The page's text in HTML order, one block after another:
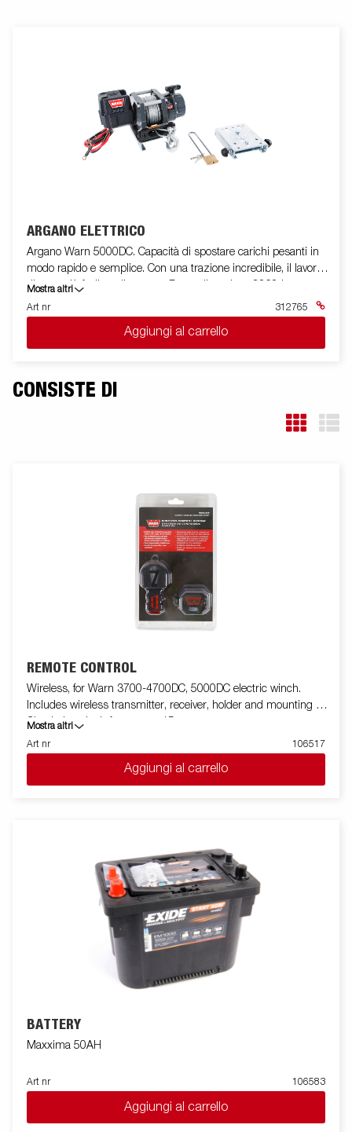
ARGANO ELETTRICO
Argano Warn 5000DC. Capacità di spostare carichi pesanti in
modo rapido e semplice. Con una trazione incredibile, il lavoro
diventa più facile e divertente. Forza di trazione 2268 kg,
telecomando Cavo da 3,7 m (incluso). Motore: Magnete
permanente. Freno: dinamico e meccanico. Tensione: 12 volt
CC. Accoppiamento (disinnesto): tramite leva. Diametro
tamburo: 7,62 cm.
Mostra altri
Art nr
312765
Aggiungi al carrello
CONSISTE DI
REMOTE CONTROL
Wireless, for Warn 3700-4700DC, 5000DC electric winch.
Includes wireless transmitter, receiver, holder and mounting kit.
Check the winch from up to 15m.
Mostra altri
Art nr
106517
Aggiungi al carrello
BATTERY
Maxxima 50AH
Art nr 106583
Aggiungi al carrello